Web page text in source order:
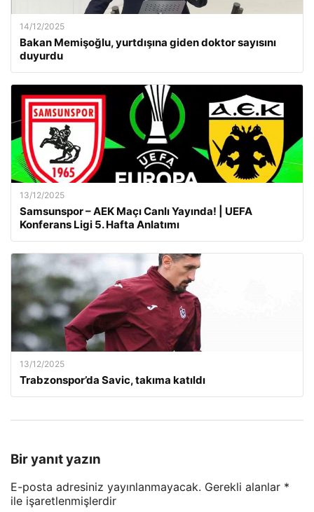
14/12/2025
Bakan Memişoğlu, yurtdışına giden doktor sayısını
duyurdu
13/12/2025
Samsunspor – AEK Maçı Canlı Yayında! | UEFA
Konferans Ligi 5. Hafta Anlatımı
13/12/2025
Trabzonspor’da Savic, takıma katıldı
Bir yanıt yazın
E-posta adresiniz yayınlanmayacak. Gerekli alanlar *
ile işaretlenmişlerdir